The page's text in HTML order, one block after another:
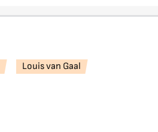
Louis van Gaal